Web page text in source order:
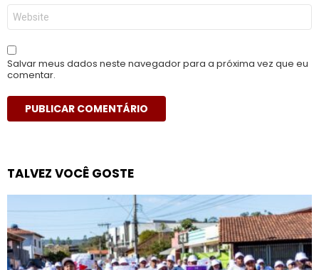
Site
Salvar meus dados neste navegador para a próxima vez que eu
comentar.
TALVEZ VOCÊ GOSTE